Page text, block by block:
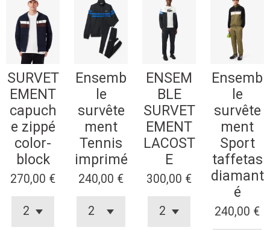
SURVET
EMENT
capuch
e zippé
color-
block
270,00 €
Ensemb
le
survête
ment
Tennis
imprimé
240,00 €
ENSEM
BLE
SURVET
EMENT
LACOST
E
300,00 €
Ensemb
le
survête
ment
Sport
taffetas
diamant
é
240,00 €